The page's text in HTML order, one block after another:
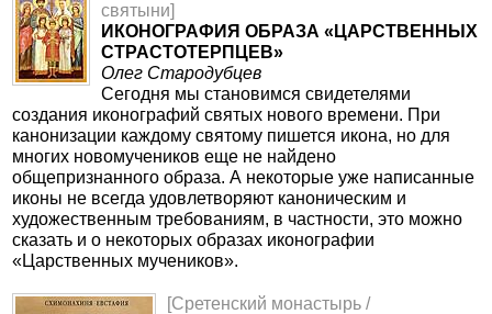
святыни]
ИКОНОГРАФИЯ ОБРАЗА «ЦАРСТВЕННЫХ
СТРАСТОТЕРПЦЕВ»
Олег Стародубцев
Сегодня мы становимся свидетелями
создания иконографий святых нового времени. При
канонизации каждому святому пишется икона, но для
многих новомучеников еще не найдено
общепризнанного образа. А некоторые уже написанные
иконы не всегда удовлетворяют каноническим и
художественным требованиям, в частности, это можно
сказать и о некоторых образах иконографии
«Царственных мучеников».
[Сретенский монастырь /